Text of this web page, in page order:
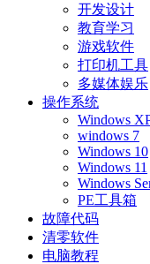
开发设计
教育学习
游戏软件
打印机工具
多媒体娱乐
操作系统
Windows
windows 7
Windows 10
Windows 11
Windows
PE工具箱
故障代码
清零软件
电脑教程